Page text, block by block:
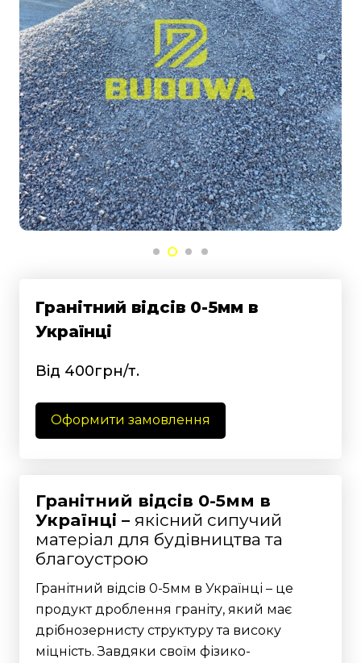
Гранітний відсів 0-5мм в
Українці
Від 400грн/т.
Оформити замовлення
Гранітний відсів 0-5мм в
Українці – якісний сипучий
матеріал для будівництва та
благоустрою
Гранітний відсів 0-5мм в Українці – це
продукт дроблення граніту, який має
дрібнозернисту структуру та високу
міцність. Завдяки своїм фізико-